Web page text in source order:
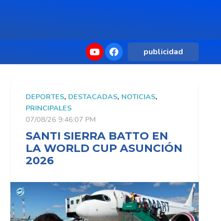
publicidad
DEPORTES, DESTACADAS, NOTICIAS,
PRINCIPALES
07/08/26 9:46:07 PM
SANTI SIERRA BATTO EN
LA WORLD CUP ASUNCIÓN
2026